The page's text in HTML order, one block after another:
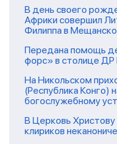
В день своего
Африки совершил
Филиппа в
Передана помощь
форс» в столице ДР
На Никольском
(Республика Конго)
богослужебному
В Церковь
клириков